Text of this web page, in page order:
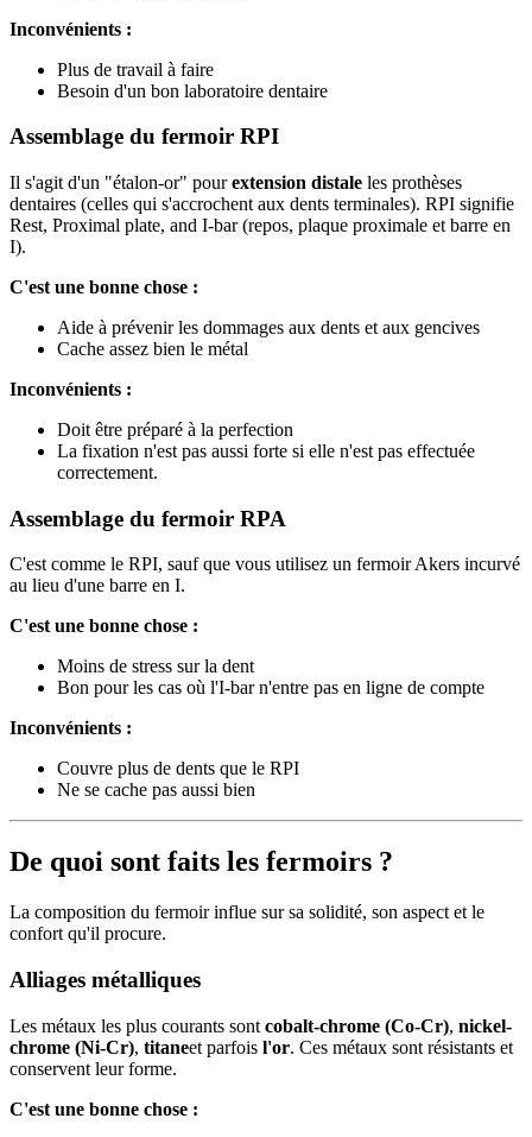
Inconvénients :
Plus de travail à faire
Besoin d'un bon laboratoire dentaire
Assemblage du fermoir RPI
Il s'agit d'un "étalon-or" pourextension distale les prothèses
dentaires (celles qui s'accrochent aux dents terminales). RPI signifie
Rest, Proximal plate, and I-bar (repos, plaque proximale et barre en
I).
C'est une bonne chose :
Aide à prévenir les dommages aux dents et aux gencives
Cache assez bien le métal
Inconvénients :
Doit être préparé à la perfection
La fixation n'est pas aussi forte si elle n'est pas effectuée
correctement.
Assemblage du fermoir RPA
C'est comme le RPI, sauf que vous utilisez un fermoir Akers incurvé
au lieu d'une barre en I.
C'est une bonne chose :
Moins de stress sur la dent
Bon pour les cas où l'I-bar n'entre pas en ligne de compte
Inconvénients :
Couvre plus de dents que le RPI
Ne se cache pas aussi bien
De quoi sont faits les fermoirs ?
La composition du fermoir influe sur sa solidité, son aspect et le
confort qu'il procure.
Alliages métalliques
Les métaux les plus courants sont cobalt-chrome (Co-Cr), nickel-
chrome (Ni-Cr), titaneet parfois l'or. Ces métaux sont résistants et
conservent leur forme.
C'est une bonne chose :